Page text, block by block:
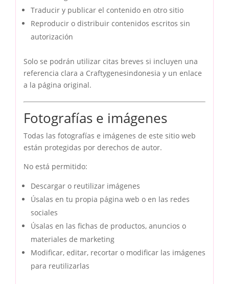
Traducir y publicar el contenido en otro sitio
Reproducir o distribuir contenidos escritos sin
autorización
Solo se podrán utilizar citas breves si incluyen una
referencia clara a Craftygenesindonesia y un enlace
a la página original.
Fotografías e imágenes
Todas las fotografías e imágenes de este sitio web
están protegidas por derechos de autor.
No está permitido:
Descargar o reutilizar imágenes
Úsalas en tu propia página web o en las redes
sociales
Úsalas en las fichas de productos, anuncios o
materiales de marketing
Modificar, editar, recortar o modificar las imágenes
para reutilizarlas